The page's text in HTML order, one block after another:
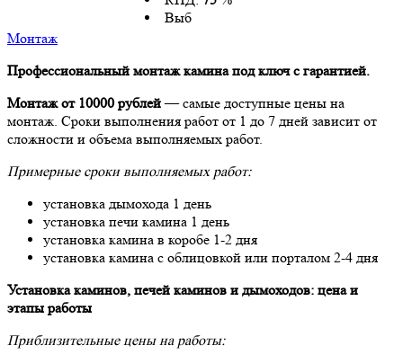
Выб
Монтаж
Профессиональный монтаж камина под ключ с гарантией.
Монтаж от 10000 рублей— самые доступные цены на
монтаж. Сроки выполнения работ от 1 до 7 дней зависит от
сложности и объема выполняемых работ.
Примерные сроки выполняемых работ:
установка дымохода 1 день
установка печи камина 1 день
установка камина в коробе 1-2 дня
установка камина с облицовкой или порталом 2-4 дня
Установка каминов, печей каминов и дымоходов: цена и
этапы работы
Приблизительные цены на работы: